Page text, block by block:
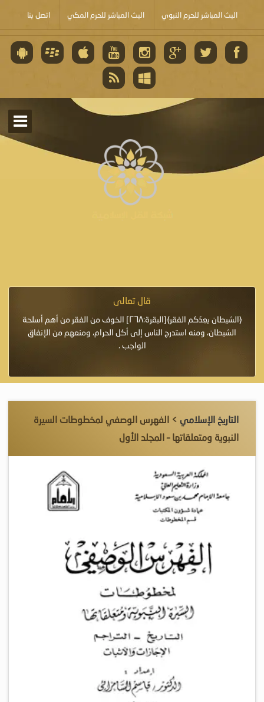
البث المباشر للحرم النبوي البث المباشر للحرم المكي اتصل بنا
قال تعالى
﴿الشيطان يعِدُكم الفقر﴾[البقرة:٢٦٨] الخوف من الفقر من أهم أسلحة
الشيطان، ومنه استدرج الناس إلى أكل الحرام، ومنعهم من الإنفاق
الواجب .
التاريخ الإسلامي > الفهرس الوصفي لمخطوطات السيرة
النبوية ومتعلقاتها – المجلد الأول